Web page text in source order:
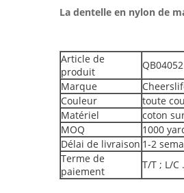
La dentelle en nylon de
Article de
produit
QB04052
Marque
Couleur
toute
Matériel
coton
MOQ
1000
Délai de livraison 1-2
Terme de
paiement
T/T ; L/C